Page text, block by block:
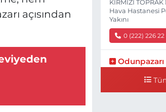
açısından
KIRMIZI
Hava Hastanesi
Yakını
0 (222) 226 22
NO:21 E TIP